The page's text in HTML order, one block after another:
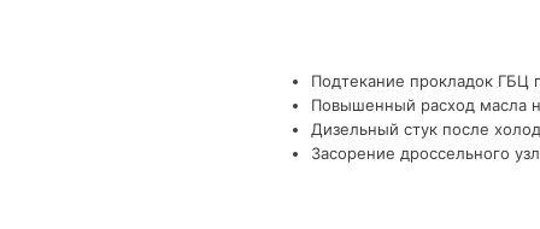
Подтекание прокладок ГБЦ
Повышенный расход масла
Дизельный стук после
Засорение дроссельного